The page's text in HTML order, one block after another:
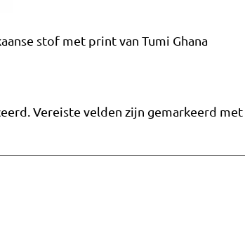
stof met print van Tumi Ghana
Vereiste velden zijn gemarkeerd met